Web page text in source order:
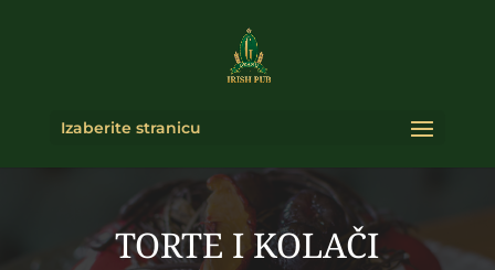
Izaberite stranicu
TORTE I KOLAČI